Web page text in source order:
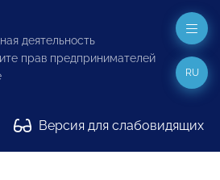
деятельность
прав предпринимателей
Версия для слабовидящих
RU